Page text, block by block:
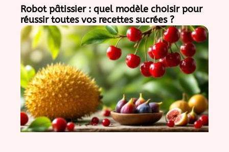
Robot pâtissier : quel modèle choisir pour
réussir toutes vos recettes sucrées ?